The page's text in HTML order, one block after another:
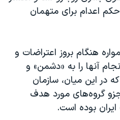
اعدام برای متهمان
هنگام بروز اعتراضات و
آنها را به «دشمن» و
در این میان، سازمان
گروه‌های مورد هدف
بوده‌ است.